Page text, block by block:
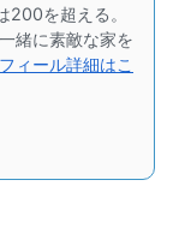
200を超える。
緒に素敵な家を
ィール詳細はこ